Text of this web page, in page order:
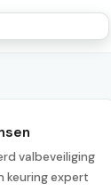
valbeveiliging
keuring expert